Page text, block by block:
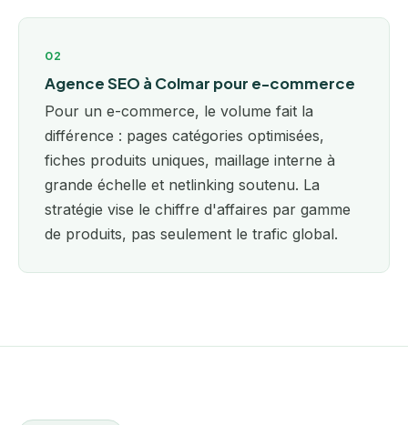
02
Agence SEO à Colmar pour e-commerce
Pour un e-commerce, le volume fait la
différence : pages catégories optimisées,
fiches produits uniques, maillage interne à
grande échelle et netlinking soutenu. La
stratégie vise le chiffre d'affaires par gamme
de produits, pas seulement le trafic global.